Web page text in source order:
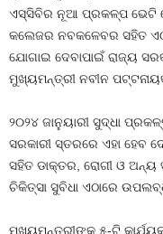
ଏସ୍‍ସିବିର ନୂଆ ପ୍ରକଳ୍ପ ଭେଟି
କଲେଜର ନବକଳେବର ସହିତ
ଯୋଗାଇ ଦେବାପାଇଁ ରାଜ୍ୟ
ମୁଖ୍ୟମନ୍ତ୍ରୀ ନବୀନ
୨୦୨୪ ଜାନୁୟାରୀ ସୁଦ୍ଧା
ସରକାରୀ ସ୍ତରରେ ଏହା ହେବ
ସହିତ ଡାକ୍ତର, ରୋଗୀ ଓ ଅନ୍ୟ
ଚିକିତ୍ସା ସୁବିଧା ଏଠାରେ
ମୁଖ୍ୟମନ୍ତ୍ରୀଙ୍କ ୫-ଟି